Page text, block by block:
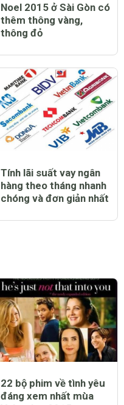
Noel 2015 ở Sài Gòn có
thêm thông vàng,
thông đỏ
Tính lãi suất vay ngân
hàng theo tháng nhanh
chóng và đơn giản nhất
22 bộ phim về tình yêu
đáng xem nhất mùa